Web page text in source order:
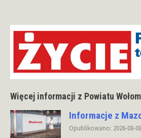
Więcej informacji z Powiatu
Informacje z
Opublikowano: 2026-08-08